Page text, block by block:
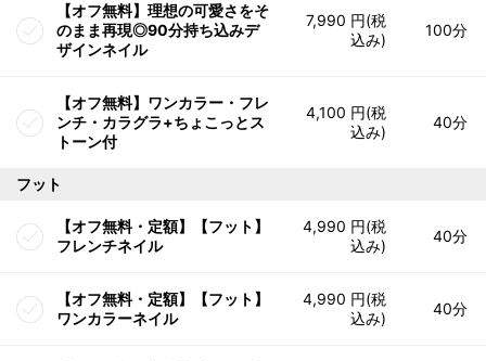
【オフ無料】理想の可愛さをそ
のまま再現◎90分持ち込みデ
ザインネイル
7,990 円(税
込み)
100分
【オフ無料】ワンカラー・フレ
ンチ・カラグラ+ちょこっとス
トーン付
4,100 円(税
込み)
40分
フット
【オフ無料・定額】【フット】
フレンチネイル
4,990 円(税
込み)
40分
【オフ無料・定額】【フット】
ワンカラーネイル
4,990 円(税
込み)
40分